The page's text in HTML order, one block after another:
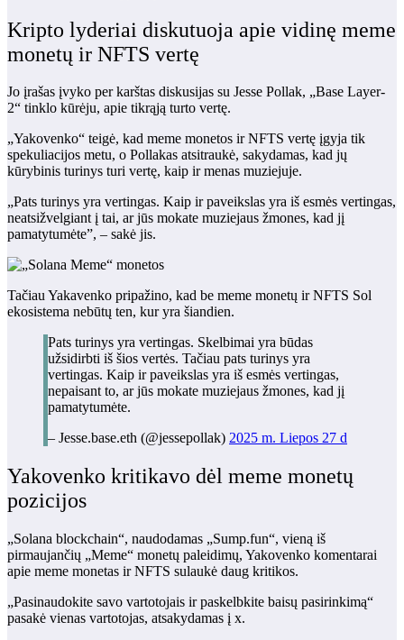
Kripto lyderiai diskutuoja apie vidinę meme
monetų ir NFTS vertę
Jo įrašas įvyko per karštas diskusijas su Jesse Pollak, „Base Layer-
2“ tinklo kūrėju, apie tikrąją turto vertę.
„Yakovenko“ teigė, kad meme monetos ir NFTS vertę įgyja tik
spekuliacijos metu, o Pollakas atsitraukė, sakydamas, kad jų
kūrybinis turinys turi vertę, kaip ir menas muziejuje.
„Pats turinys yra vertingas. Kaip ir paveikslas yra iš esmės vertingas,
neatsižvelgiant į tai, ar jūs mokate muziejaus žmones, kad jį
pamatytumėte”, – sakė jis.
Tačiau Yakavenko pripažino, kad be meme monetų ir NFTS Sol
ekosistema nebūtų ten, kur yra šiandien.
Pats turinys yra vertingas. Skelbimai yra būdas
užsidirbti iš šios vertės. Tačiau pats turinys yra
vertingas. Kaip ir paveikslas yra iš esmės vertingas,
nepaisant to, ar jūs mokate muziejaus žmones, kad jį
pamatytumėte.
– Jesse.base.eth (@jessepollak) 2025 m. Liepos 27 d
Yakovenko kritikavo dėl meme monetų
pozicijos
„Solana blockchain“, naudodamas „Sump.fun“, vieną iš
pirmaujančių „Meme“ monetų paleidimų, Yakovenko komentarai
apie meme monetas ir NFTS sulaukė daug kritikos.
„Pasinaudokite savo vartotojais ir paskelbkite baisų pasirinkimą“
pasakė vienas vartotojas, atsakydamas į x.